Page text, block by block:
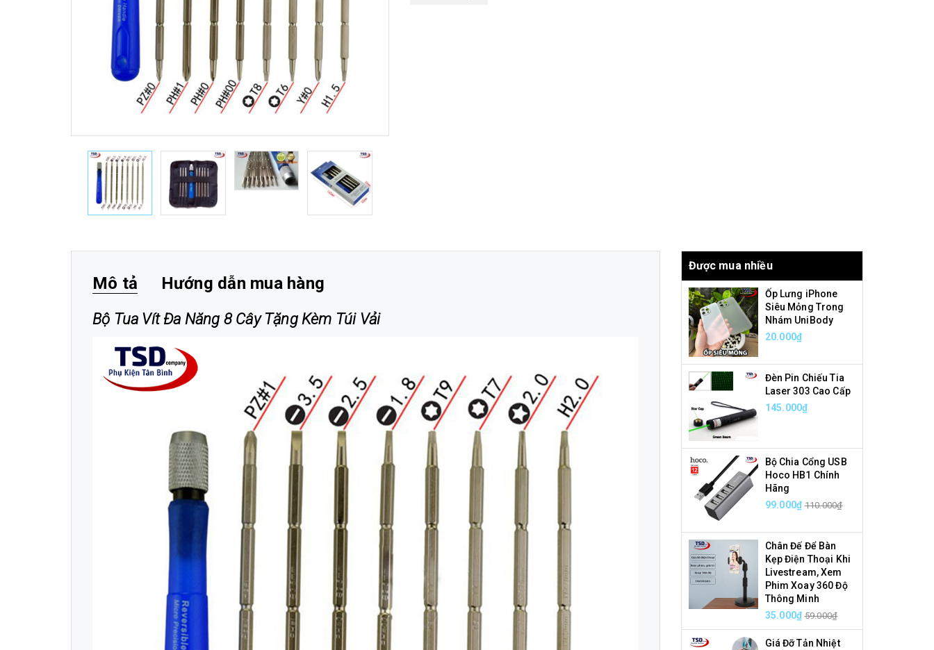
Mô tả Hướng dẫn mua hàng
Bộ Tua Vít Đa Năng 8 Cây Tặng Kèm Túi Vải
Được mua nhiều
Ốp Lưng iPhone
Siêu Mỏng Trong
Nhám UniBody
20.000₫
Đèn Pin Chiếu Tia
Laser 303 Cao Cấp
145.000₫
Bộ Chia Cổng USB
Hoco HB1 Chính
Hãng
99.000₫ 110.000₫
Chân Đế Để Bàn
Kẹp Điện Thoại Khi
Livestream, Xem
Phim Xoay 360 Độ
Thông Minh
35.000₫ 59.000₫
Giá Đỡ Tản Nhiệt